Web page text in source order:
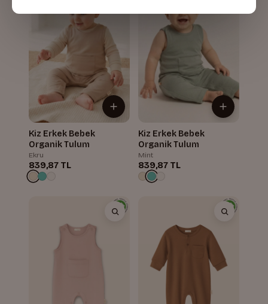
Kiz Erkek Bebek
Organik Tulum
Ekru
839,87 TL
Kiz Erkek Bebek
Organik Tulum
Mint
839,87 TL